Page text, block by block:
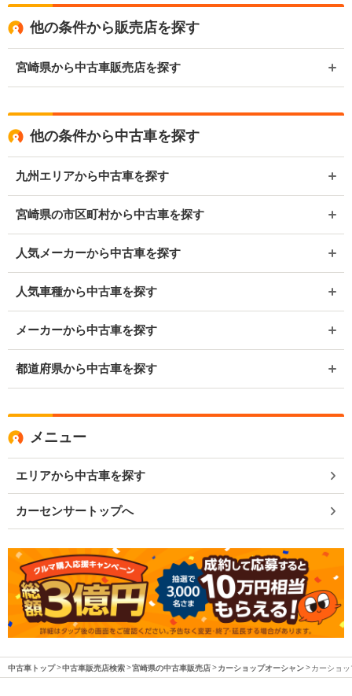
他の条件から販売店を探す
宮崎県から中古車販売店を探す
他の条件から中古車を探す
九州エリアから中古車を探す
宮崎県の市区町村から中古車を探す
人気メーカーから中古車を探す
人気車種から中古車を探す
メーカーから中古車を探す
都道府県から中古車を探す
メニュー
エリアから中古車を探す
カーセンサートップへ
中古車トップ 中古車販売店検索 宮崎県の中古車販売店 カーショップオーシャン カーショ